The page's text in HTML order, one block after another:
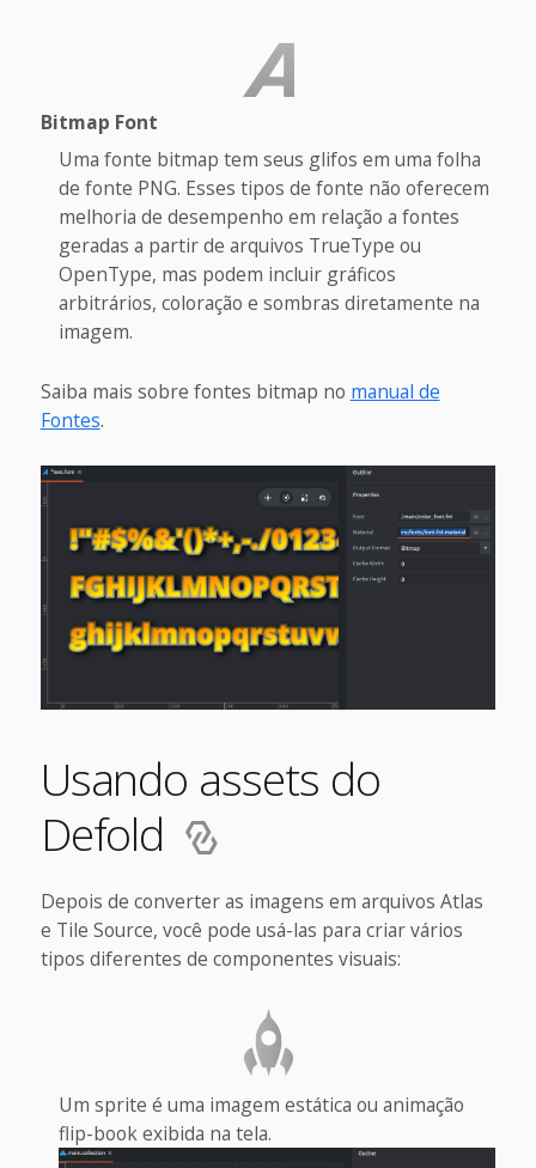
Bitmap Font
Uma fonte bitmap tem seus glifos em uma folha
de fonte PNG. Esses tipos de fonte não oferecem
melhoria de desempenho em relação a fontes
geradas a partir de arquivos TrueType ou
OpenType, mas podem incluir gráficos
arbitrários, coloração e sombras diretamente na
imagem.
Saiba mais sobre fontes bitmap no manual de
Fontes.
Usando assets do
Defold
Depois de converter as imagens em arquivos Atlas
e Tile Source, você pode usá-las para criar vários
tipos diferentes de componentes visuais:
Um sprite é uma imagem estática ou animação
flip-book exibida na tela.